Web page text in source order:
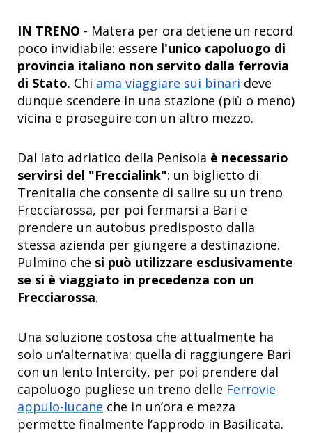
IN TRENO - Matera per ora detiene un record
poco invidiabile: essere l'unico capoluogo di
provincia italiano non servito dalla ferrovia
di Stato. Chi ama viaggiare sui binari deve
dunque scendere in una stazione (più o meno)
vicina e proseguire con un altro mezzo.
Dal lato adriatico della Penisola è necessario
servirsi del "Freccialink": un biglietto di
Trenitalia che consente di salire su un treno
Frecciarossa, per poi fermarsi a Bari e
prendere un autobus predisposto dalla
stessa azienda per giungere a destinazione.
Pulmino che si può utilizzare esclusivamente
se si è viaggiato in precedenza con un
Frecciarossa.
Una soluzione costosa che attualmente ha
solo un’alternativa: quella di raggiungere Bari
con un lento Intercity, per poi prendere dal
capoluogo pugliese un treno delle Ferrovie
appulo-lucane che in un’ora e mezza
permette finalmente l’approdo in Basilicata.